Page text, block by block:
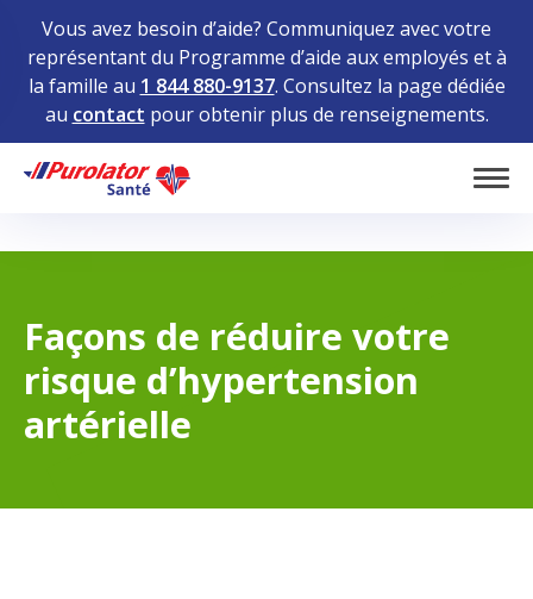
Vous avez besoin d’aide? Communiquez avec votre
représentant du Programme d’aide aux employés et à
la famille au 1 844 880-9137. Consultez la page dédiée
au contact pour obtenir plus de renseignements.
Home
Façons de réduire votre
risque d’hypertension
artérielle